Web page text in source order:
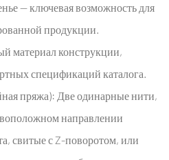
— ключевая возможность для
продукции.
материалконструкции,
спецификаций каталога.
пряжа): Две одинарные нити,
направлении
свитые с Z-поворотом, или